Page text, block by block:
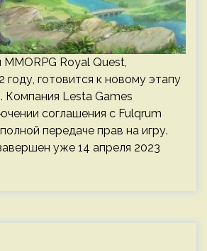
Royal Quest,
готовится к новому этапу
Компания Lesta Games
соглашения с Fulqrum
передаче прав на игру.
уже 14 апреля 2023